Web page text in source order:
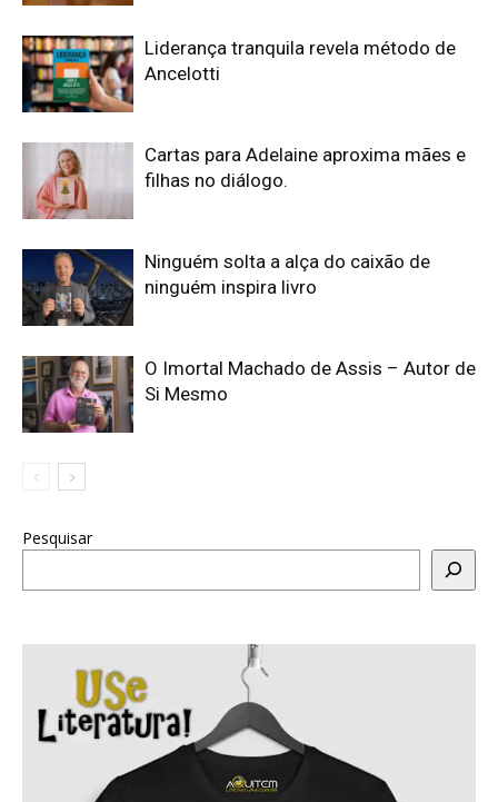
Liderança tranquila revela método de
Ancelotti
Cartas para Adelaine aproxima mães e
filhas no diálogo.
Ninguém solta a alça do caixão de
ninguém inspira livro
O Imortal Machado de Assis – Autor de
Si Mesmo
Pesquisar